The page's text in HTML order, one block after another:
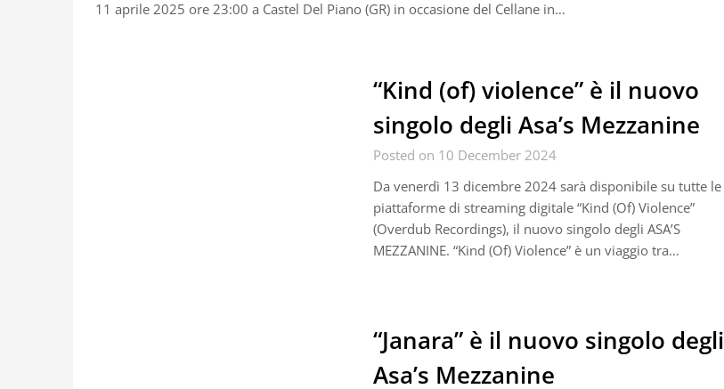
11 aprile 2025 ore 23:00 a Castel Del Piano (GR) in occasione del Cellane in…
“Kind (of) violence” è il nuovo
singolo degli Asa’s Mezzanine
Posted on 10 December 2024
Da venerdì 13 dicembre 2024 sarà disponibile su tutte le
piattaforme di streaming digitale “Kind (Of) Violence”
(Overdub Recordings), il nuovo singolo degli ASA’S
MEZZANINE. “Kind (Of) Violence” è un viaggio tra…
“Janara” è il nuovo singolo degli
Asa’s Mezzanine